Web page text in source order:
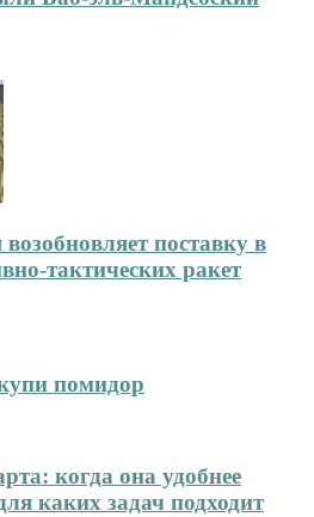
поставку в
тактических ракет
помидор
когда она удобнее
каких задач подходит